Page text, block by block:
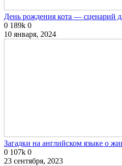
День рождения кота — сценарий
0 189k 0
10 января, 2024
Загадки на английском языке о
0 107k 0
23 сентября, 2023